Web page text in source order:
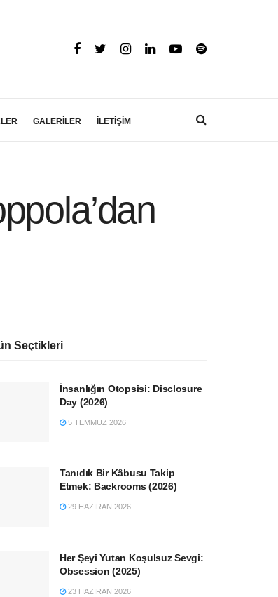
GALERİLER İLETİŞİM
Seçtikleri
İnsanlığın Otopsisi: Disclosure
Day (2026)
5 TEMMUZ 2026
Tanıdık Bir Kâbusu Takip
Etmek: Backrooms (2026)
29 HAZIRAN 2026
Her Şeyi Yutan Koşulsuz Sevgi:
Obsession (2025)
23 HAZIRAN 2026